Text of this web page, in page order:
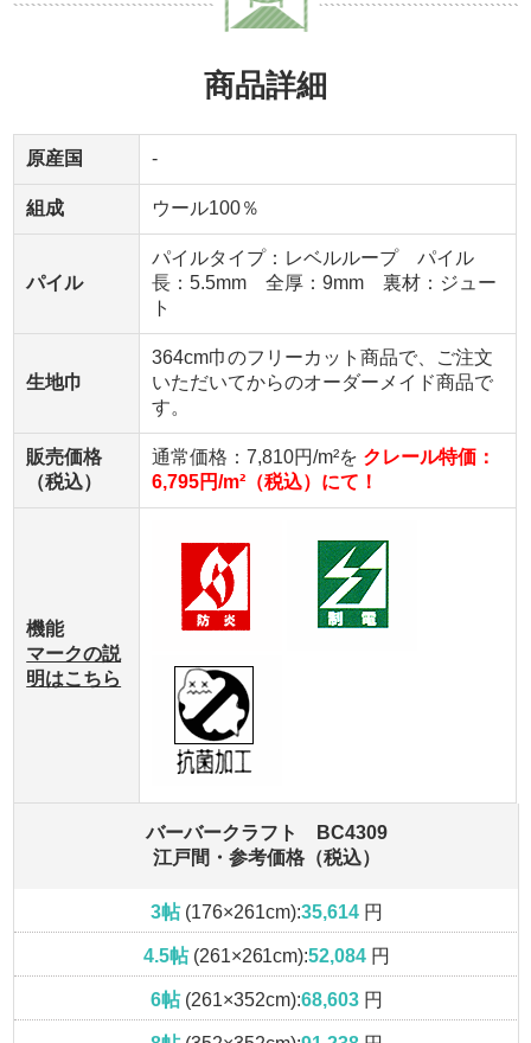
商品詳細
原産国 -
組成 ウール100％
パイル
パイルタイプ：レベルループ パイル
長：5.5mm 全厚：9mm 裏材：ジュー
ト
生地巾
364cm巾のフリーカット商品で、ご注文
いただいてからのオーダーメイド商品で
す。
販売価格
（税込）
通常価格：7,810円/m²を クレール特価：
6,795円/m²（税込）にて！
機能
マークの説
明はこちら
バーバークラフト BC4309
江戸間・参考価格（税込）
3帖(176×261cm):35,614円
4.5帖(261×261cm):52,084 円
6帖(261×352cm):68,603円